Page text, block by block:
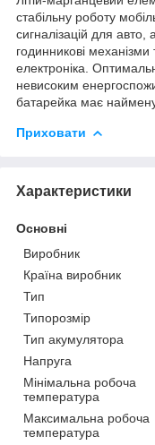
стабільну роботу
сигналізацій для авто,
годинникові
електроніка.
невисоким
батарейка має
Приховати
Характеристики
Основні
Виробник
Країна виробник
Тип
Типорозмір
Тип акумулятора
Напруга
Мінімальна робоча
температура
Максимальна робоча
температура